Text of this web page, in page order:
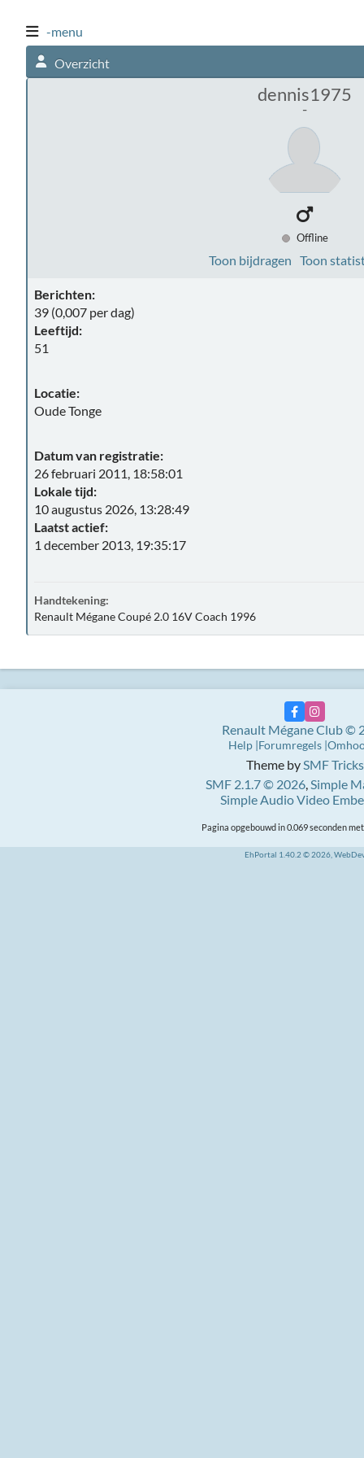
-menu
Overzicht
dennis1975
-
Offline
Toon bijdragen Toon
Berichten:
39 (0,007 per dag)
Leeftijd:
51
Locatie:
Oude Tonge
Datum van registratie:
26 februari 2011, 18:58:01
Lokale tijd:
10 augustus 2026, 13:28:49
Laatst actief:
1 december 2013, 19:35:17
Handtekening:
Renault Mégane Coupé 2.0 16V Coach 1996
Theme bySMF Tricks
SMF 2.1.7 © 2026,Simple
Simple Audio Video
Renault Mégane Club ©
Help Forumregels
Pagina opgebouwd in 0.069 seconden
EhPortal 1.40.2 © 2026,